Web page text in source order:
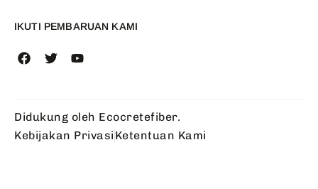
IKUTI PEMBARUAN KAMI
Didukung oleh Ecocretefiber.
Kebijakan Privasi Ketentuan Kami